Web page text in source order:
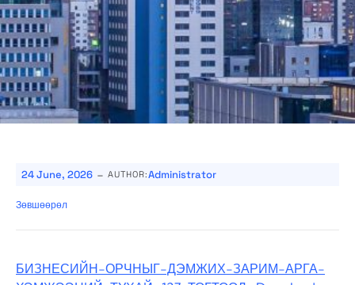
24 June, 2026 - AUTHOR:Administrator
Зөвшөөрөл
БИЗНЕСИЙН-ОРЧНЫГ-ДЭМЖИХ-ЗАРИМ-АРГА-